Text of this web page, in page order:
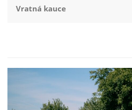
Vratná kauce